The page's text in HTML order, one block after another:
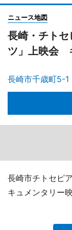
ニュース地図
長崎・チト
ツ」上映会
長崎市千歳町5-1
長崎市チトセピ
キュメンタリー